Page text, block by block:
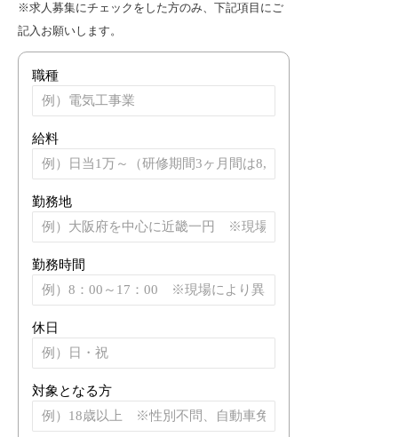
※求人募集にチェックをした方のみ、下記項目にご
記入お願いします。
職種
給料
勤務地
勤務時間
休日
対象となる方